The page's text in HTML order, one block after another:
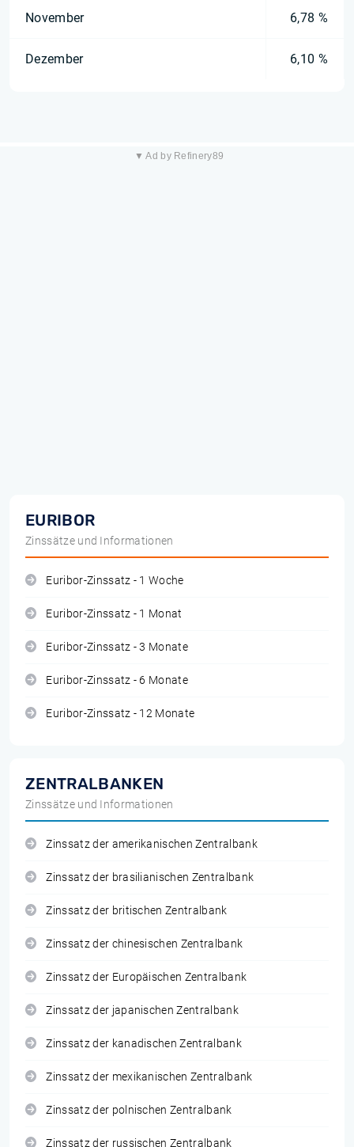
November 6,78 %
Dezember 6,10 %
▼ Ad by Refinery89
EURIBOR
Zinssätze und Informationen
Euribor-Zinssatz - 1 Woche
Euribor-Zinssatz - 1 Monat
Euribor-Zinssatz - 3 Monate
Euribor-Zinssatz - 6 Monate
Euribor-Zinssatz - 12 Monate
ZENTRALBANKEN
Zinssätze und Informationen
Zinssatz der amerikanischen Zentralbank
Zinssatz der brasilianischen Zentralbank
Zinssatz der britischen Zentralbank
Zinssatz der chinesischen Zentralbank
Zinssatz der Europäischen Zentralbank
Zinssatz der japanischen Zentralbank
Zinssatz der kanadischen Zentralbank
Zinssatz der mexikanischen Zentralbank
Zinssatz der polnischen Zentralbank
Zinssatz der russischen Zentralbank